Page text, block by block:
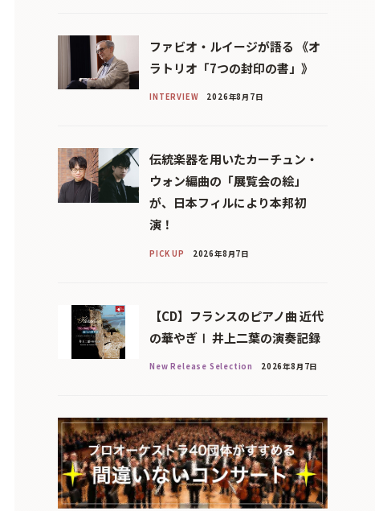
ファビオ・ルイージが語る 《オ
ラトリオ「7つの封印の書」》
INTERVIEW 2026年8月7日
伝統楽器を用いたカーチュン・
ウォン編曲の「展覧会の絵」
が、日本フィルにより本邦初
演！
PICK UP 2026年8月7日
【CD】フランスのピアノ曲 近代
の華やぎⅠ 井上二葉の演奏記録
New Release Selection 2026年8月7日